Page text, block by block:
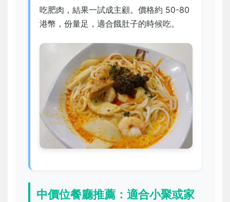
吃肥肉，結果一試成主顧。價格約 50-80
港幣，份量足，適合餓肚子的時候吃。
中價位餐廳推薦：適合小聚或家